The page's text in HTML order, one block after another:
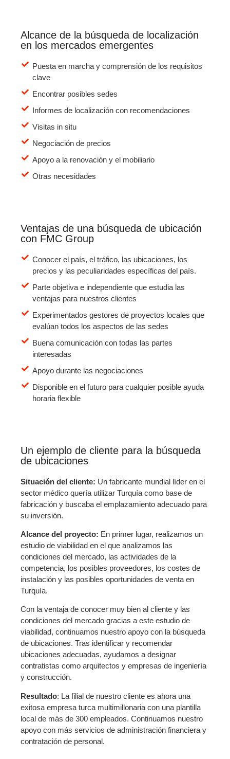
Alcance de la búsqueda de localización
en los mercados emergentes
Puesta en marcha y comprensión de los requisitos
clave
Encontrar posibles sedes
Informes de localización con recomendaciones
Visitas in situ
Negociación de precios
Apoyo a la renovación y el mobiliario
Otras necesidades
Ventajas de una búsqueda de ubicación
con FMC Group
Conocer el país, el tráfico, las ubicaciones, los
precios y las peculiaridades específicas del país.
Parte objetiva e independiente que estudia las
ventajas para nuestros clientes
Experimentados gestores de proyectos locales que
evalúan todos los aspectos de las sedes
Buena comunicación con todas las partes
interesadas
Apoyo durante las negociaciones
Disponible en el futuro para cualquier posible ayuda
horaria flexible
Un ejemplo de cliente para la búsqueda
de ubicaciones
Situación del cliente: Un fabricante mundial líder en el
sector médico quería utilizar Turquía como base de
fabricación y buscaba el emplazamiento adecuado para
su inversión.
Alcance del proyecto: En primer lugar, realizamos un
estudio de viabilidad en el que analizamos las
condiciones del mercado, las actividades de la
competencia, los posibles proveedores, los costes de
instalación y las posibles oportunidades de venta en
Turquía.
Con la ventaja de conocer muy bien al cliente y las
condiciones del mercado gracias a este estudio de
viabilidad, continuamos nuestro apoyo con la búsqueda
de ubicaciones. Tras identificar y recomendar
ubicaciones adecuadas, ayudamos a designar
contratistas como arquitectos y empresas de ingeniería
y construcción.
Resultado: La filial de nuestro cliente es ahora una
exitosa empresa turca multimillonaria con una plantilla
local de más de 300 empleados. Continuamos nuestro
apoyo con más servicios de administración financiera y
contratación de personal.